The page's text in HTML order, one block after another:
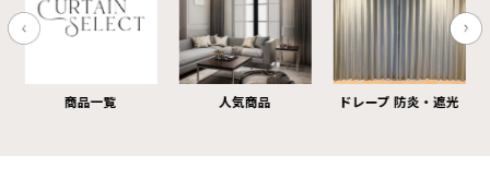
商品一覧 人気商品 ドレープ 防炎・遮光